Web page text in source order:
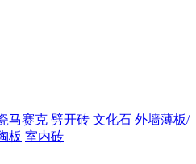
马赛克 劈开砖 文化石 外墙薄板/
板 室内砖